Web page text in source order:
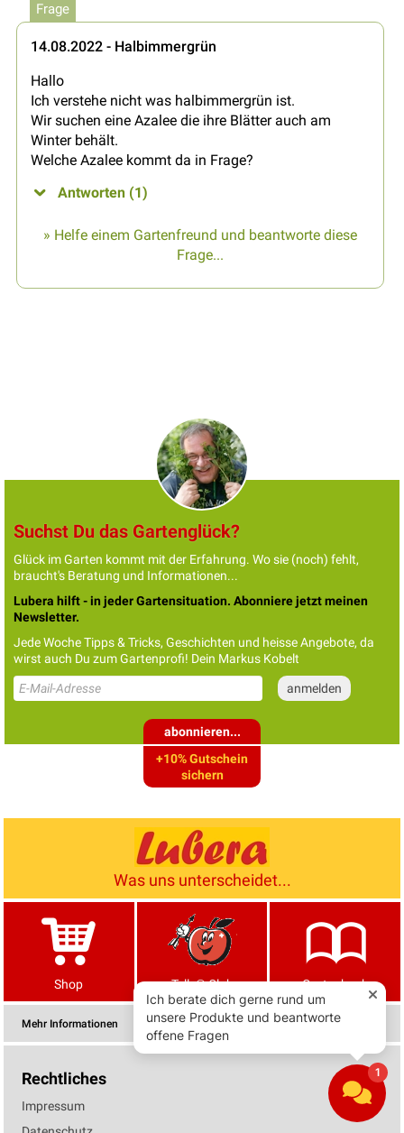
Frage
14.08.2022 - Halbimmergrün
Hallo
Ich verstehe nicht was halbimmergrün ist.
Wir suchen eine Azalee die ihre Blätter auch am
Winter behält.
Welche Azalee kommt da in Frage?
Antworten (1)
» Helfe einem Gartenfreund und beantworte diese
Frage...
Suchst Du das Gartenglück?
Glück im Garten kommt mit der Erfahrung. Wo sie (noch) fehlt,
braucht's Beratung und Informationen...
Lubera hilft - in jeder Gartensituation. Abonniere jetzt meinen
Newsletter.
Jede Woche Tipps & Tricks, Geschichten und heisse Angebote, da
wirst auch Du zum Gartenprofi! Dein Markus Kobelt
abonnieren...
+10% Gutschein
sichern
Was uns unterscheidet...
Shop Tells® Club Gartenbuch
Mehr Informationen
Rechtliches
Impressum